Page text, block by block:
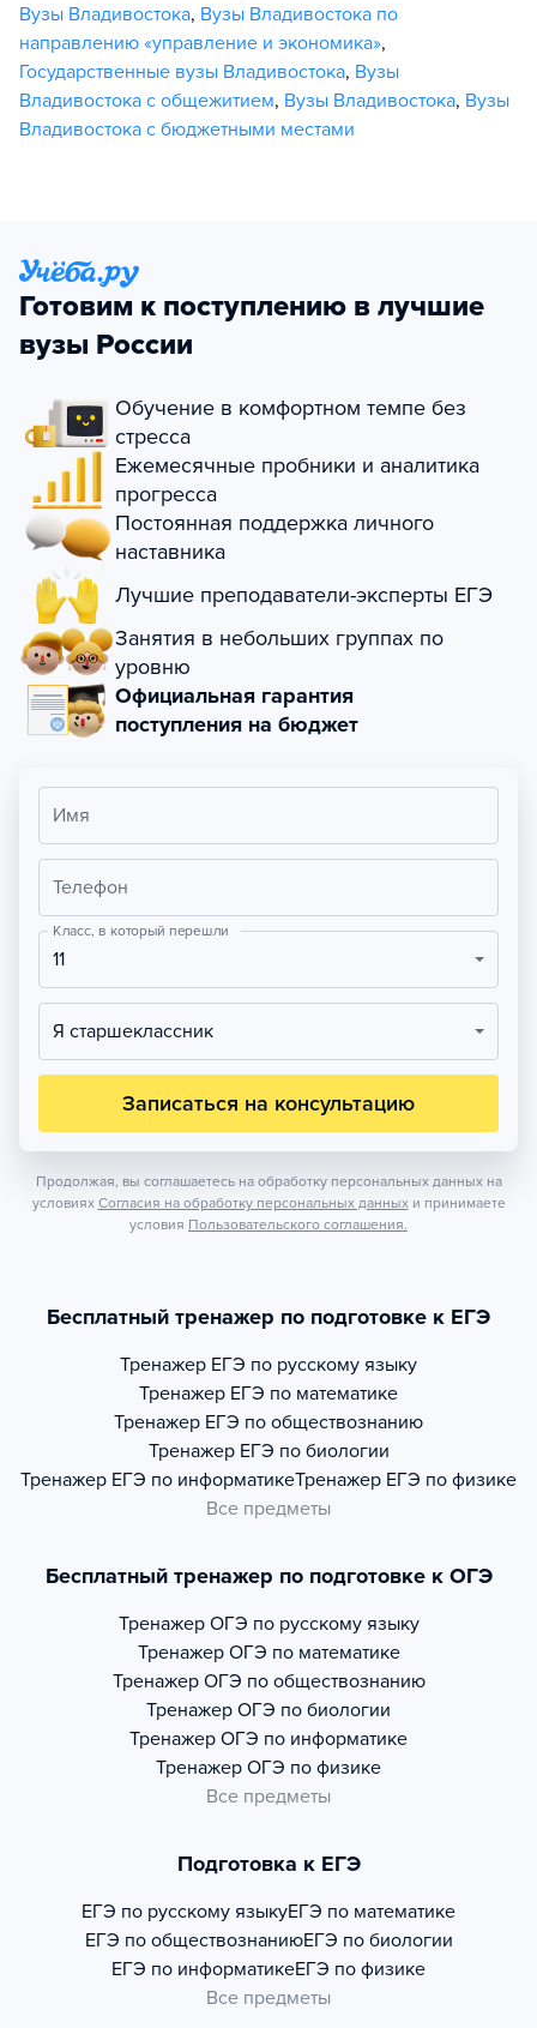
Вузы Владивостока, Вузы Владивостока по
направлению «управление и экономика»,
Государственные вузы Владивостока, Вузы
Владивостока с общежитием, Вузы Владивостока, Вузы
Владивостока с бюджетными местами
Готовим к поступлению в лучшие
вузы России
Обучение в комфортном темпе без
стресса
Ежемесячные пробники и аналитика
прогресса
Постоянная поддержка личного
наставника
Лучшие преподаватели-эксперты ЕГЭ
Занятия в небольших группах по
уровню
Официальная гарантия
поступления на бюджет
Имя
Телефон
Класс, в который перешли
11
Я старшеклассник
Записаться на консультацию
Продолжая, вы соглашаетесь на обработку персональных данных на
условиях Согласия на обработку персональных данных и принимаете
условия Пользовательского соглашения.
Бесплатный тренажер по подготовке к ЕГЭ
Тренажер ЕГЭ по русскому языку
Тренажер ЕГЭ по математике
Тренажер ЕГЭ по обществознанию
Тренажер ЕГЭ по биологии
Тренажер ЕГЭ по информатикеТренажер ЕГЭ по физике
Все предметы
Бесплатный тренажер по подготовке к ОГЭ
Тренажер ОГЭ по русскому языку
Тренажер ОГЭ по математике
Тренажер ОГЭ по обществознанию
Тренажер ОГЭ по биологии
Тренажер ОГЭ по информатике
Тренажер ОГЭ по физике
Все предметы
Подготовка к ЕГЭ
ЕГЭ по русскому языкуЕГЭ по математике
ЕГЭ по обществознаниюЕГЭ по биологии
ЕГЭ по информатикеЕГЭ по физике
Все предметы